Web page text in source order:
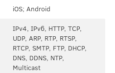
iOS; Android
IPv4, IPv6, HTTP, TCP,
UDP, ARP, RTP, RTSP,
RTCP, SMTP, FTP, DHCP,
DNS, DDNS, NTP,
Multicast